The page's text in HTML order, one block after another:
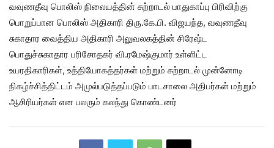
வவுணதீவு பொலிஸ் நிலையத்தின் சுற்றாடல் பாதுகாப்பு பிரிவிற்கு
பொறுப்பான பொலிஸ் அதிகாரி திரு.கே.பி. விஜயந்த, வவுணதீவு
சுகாதார வைத்திய அதிகாரி அலுவலகத்தின் சிரேஷ்ட
பொதுச்சுகாதார பரிசோதகர் வி.ரமேஷ்குமார் உள்ளிட்ட
உயரதிகாரிகள், உத்தியோகத்தர்கள் மற்றும் சுற்றாடல் முன்னோடி
நிகழ்ச்சித்திட்டம் அமுல்படுத்தப்படும் பாடசாலை அதிபர்கள் மற்றும்
ஆசிரியர்கள் என பலரும் கலந்து கொண்டனர்